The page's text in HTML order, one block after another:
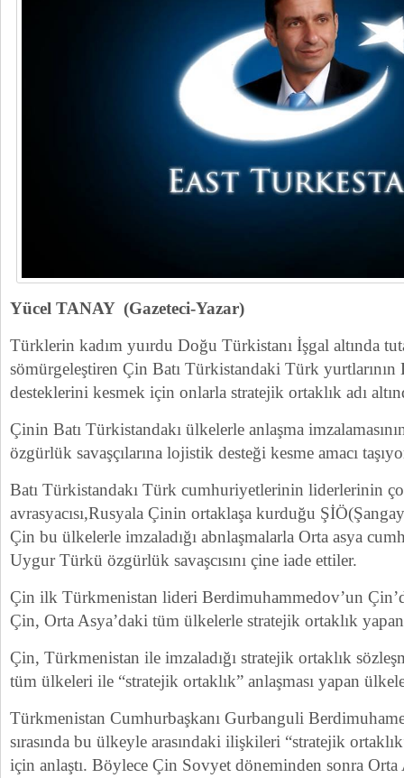
Yücel TANAY (Gazeteci-Yazar)
Türklerin kadım yuırdu Doğu Türkistanı İşgal altında
sömürgeleştiren Çin Batı Türkistandaki Türk yurtlarının
desteklerini kesmek için onlarla stratejik ortaklık adı
Çinin Batı Türkistandakı ülkelerle anlaşma
özgürlük savaşçılarına lojistik desteği kesme amacı
Batı Türkistandakı Türk cumhuriyetlerinin liderlerinin
avrasyacısı,Rusyala Çinin ortaklaşa kurduğu
Çin bu ülkelerle imzaladığı abnlaşmalarla Orta asya
Uygur Türkü özgürlük savaşcısını çine iade ettiler.
Çin ilk Türkmenistan lideri Berdimuhammedov’un
Çin, Orta Asya’daki tüm ülkelerle stratejik ortaklık
Çin, Türkmenistan ile imzaladığı stratejik ortaklık
tüm ülkeleri ile “stratejik ortaklık” anlaşması yapan
Türkmenistan Cumhurbaşkanı Gurbanguli
sırasında bu ülkeyle arasındaki ilişkileri “stratejik
için anlaştı. Böylece Çin Sovyet döneminden sonra Orta